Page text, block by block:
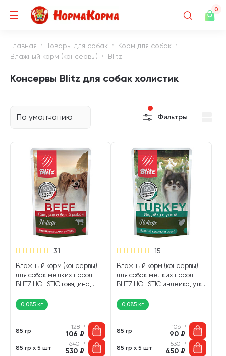
0
Главная Товары для собак
Корм для собак
Влажный корм (консервы)
Blitz
Консервы Blitz для собак холистик
По умолчанию Фильтры
31
Влажный корм (консервы)
для собак мелких пород
BLITZ HOLISTIC говядина,
гр)0,085 кг
85 гр
128₽
106 ₽
85 гр х 5 шт
640₽
530 ₽
15
Влажный корм (консервы)
для собак мелких пород
BLITZ HOLISTIC индейка, утка
0,085 кг
85 гр
106₽
90 ₽
85 гр х 5 шт
530₽
450 ₽